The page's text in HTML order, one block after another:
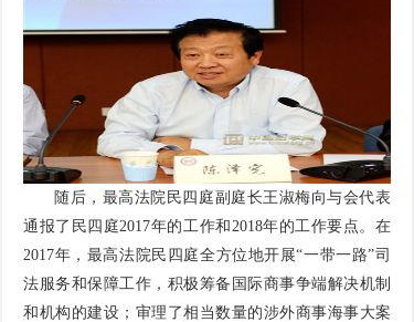
随后，最高法院民四庭副庭长王淑梅向与会代表
通报了民四庭2017年的工作和2018年的工作要点。在
2017年，最高法院民四庭全方位地开展“一带一路”司
法服务和保障工作，积极筹备国际商事争端解决机制
和机构的建设；审理了相当数量的涉外商事海事大案